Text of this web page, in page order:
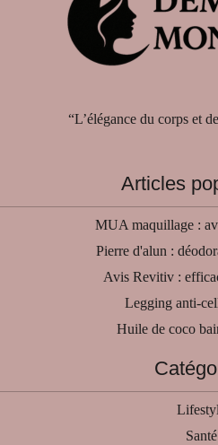
“L’élégance du corps et
Articles
MUA maquillage :
Pierre d'alun :
Avis Revitiv :
Legging anti-
Huile de coco
Santé